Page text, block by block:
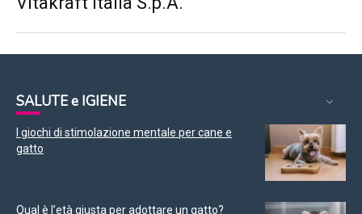
SALUTE e IGIENE
I giochi di stimolazione mentale per cane e
gatto
Qual è l’età giusta per adottare un gatto?